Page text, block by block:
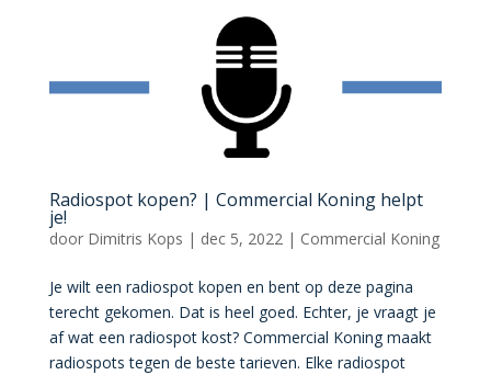
Radiospot kopen? | Commercial Koning helpt
je!
door Dimitris Kops | dec 5, 2022 | Commercial Koning
Je wilt een radiospot kopen en bent op deze pagina
terecht gekomen. Dat is heel goed. Echter, je vraagt je
af wat een radiospot kost? Commercial Koning maakt
radiospots tegen de beste tarieven. Elke radiospot